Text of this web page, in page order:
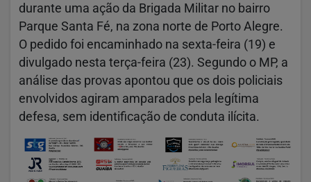
durante uma ação da Brigada Militar no bairro
Parque Santa Fé, na zona norte de Porto Alegre.
O pedido foi encaminhado na sexta-feira (19) e
divulgado nesta terça-feira (23). Segundo o MP, a
análise das provas apontou que os dois policiais
envolvidos agiram amparados pela legítima
defesa, sem identificação de conduta ilícita.